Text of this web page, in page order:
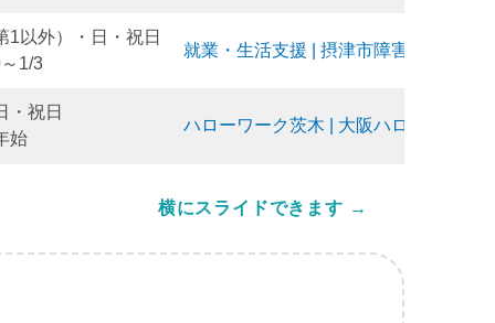
1以外）・日・祝日
1/3
就業・生活支援 | 摂津市障害者総合支
・祝日
始
ハローワーク茨木 | 大阪ハローワーク
横にスライドできます →